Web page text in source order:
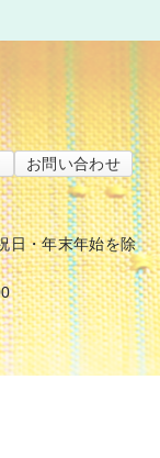
お問い合わせ
日・年末年始を除